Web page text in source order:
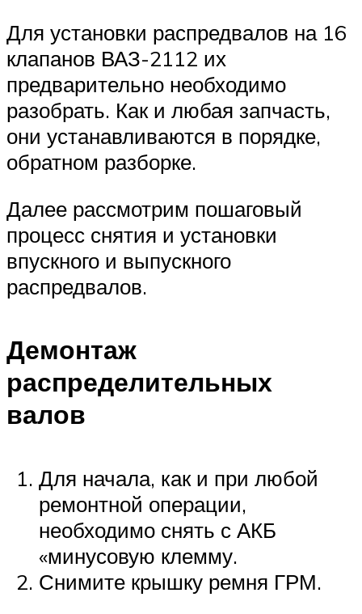
Для установки распредвалов на 16
клапанов ВАЗ-2112 их
предварительно необходимо
разобрать. Как и любая запчасть,
они устанавливаются в порядке,
обратном разборке.
Далее рассмотрим пошаговый
процесс снятия и установки
впускного и выпускного
распредвалов.
Демонтаж
распределительных
валов
Для начала, как и при любой
ремонтной операции,
необходимо снять с АКБ
«минусовую клемму.
Снимите крышку ремня ГРМ.